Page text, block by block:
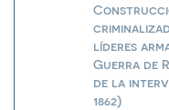
líderes
Guerra de
de la
1862)